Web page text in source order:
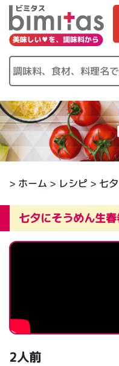
> ホーム > レシピ > 七
七夕にそうめん生
2人前